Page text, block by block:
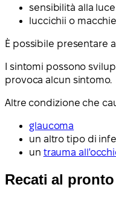
sensibilità alla luce
luccichii o
È possibile presentare
I sintomi possono
provoca alcun sintomo.
Altre condizione che
glaucoma
un altro tipo di
un trauma
Recati al